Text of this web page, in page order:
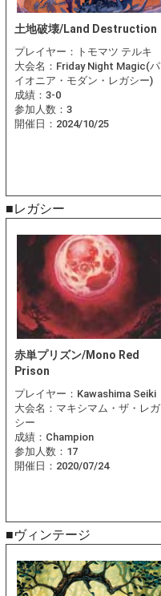
土地破壊/Land Destruction
プレイヤー： トモマツ テルキ
大会名： Friday Night Magic(パ
イオニア・モダン・レガシー)
成績： 3-0
参加人数： 3
開催日： 2024/10/25
■レガシー
赤単プリズン/Mono Red
Prison
プレイヤー： Kawashima Seiki
大会名： マキシマム・ザ・レガ
シー
成績： Champion
参加人数： 17
開催日： 2020/07/24
■ヴィンテージ